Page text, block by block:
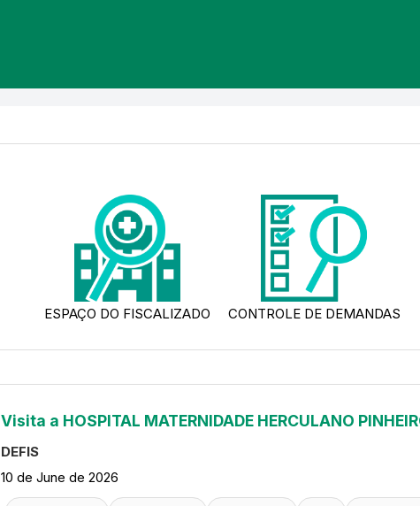
ESPAÇO DO FISCALIZADO CONTROLE DE DEMANDAS
Visita a HOSPITAL MATERNIDADE HERCULANO
DEFIS
10 de June de 2026